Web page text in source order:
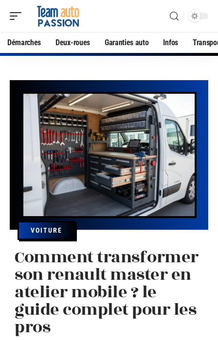
Démarches Deux-roues Garanties auto Infos
VOITURE
Comment transformer
son renault master en
atelier mobile ? le
guide complet pour les
pros